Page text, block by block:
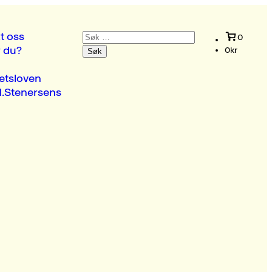
oss
du?
Søk
etter:
0
0kr